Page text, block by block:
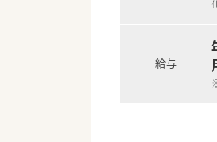
給与